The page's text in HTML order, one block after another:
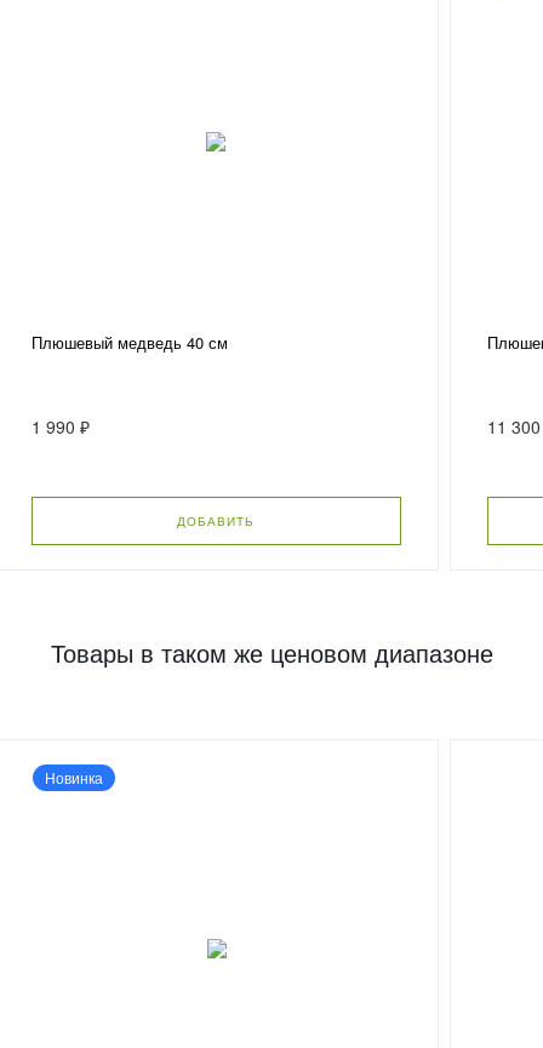
Плюшевый медведь 40 см
1 990 ₽
ДОБАВИТЬ
11
Товары в таком же ценовом диапазоне
Новинка